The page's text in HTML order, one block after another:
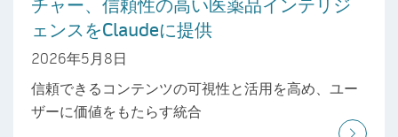
ェンスをClaudeに提供
2026年5月8日
信頼できるコンテンツの可視性と活用を高め、ユー
ザーに価値をもたらす統合